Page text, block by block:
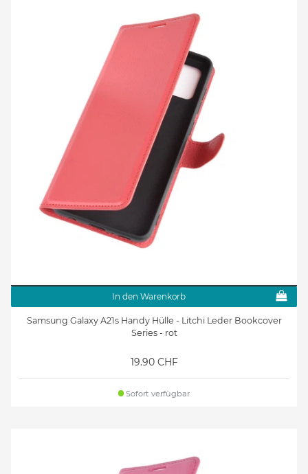
In den Warenkorb
Samsung Galaxy A21s Handy Hülle - Litchi Leder Bookcover
Series - rot
19.90 CHF
Sofort verfügbar